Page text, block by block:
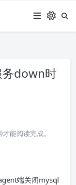
down时
能阅读完成。
端关闭mysql